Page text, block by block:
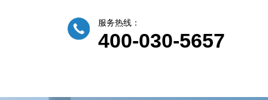
服务热线：
400-030-5657